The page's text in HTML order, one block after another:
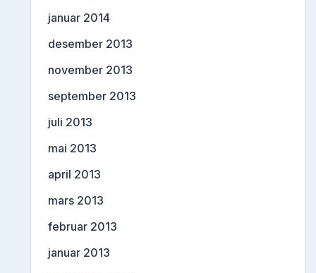
januar 2014
desember 2013
november 2013
september 2013
juli 2013
mai 2013
april 2013
mars 2013
februar 2013
januar 2013